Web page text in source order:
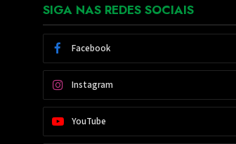
SIGA NAS REDES SOCIAIS
Facebook
Instagram
YouTube